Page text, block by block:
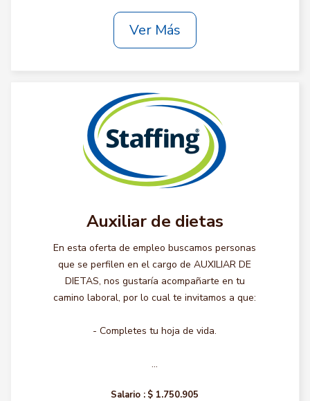
Ver Más
Auxiliar de dietas
En esta oferta de empleo buscamos personas
que se perfilen en el cargo de AUXILIAR DE
DIETAS, nos gustaría acompañarte en tu
camino laboral, por lo cual te invitamos a que:
- Completes tu hoja de vida.
...
Salario : $ 1.750.905